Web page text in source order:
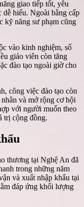
giao tiếp tốt, yêu
hiểu. Ngoài bằng cấp
kỹ năng sư phạm cũng
vào kinh nghiệm, số
giáo viên còn tăng
đào tạo ngoài giờ cho
công việc đào tạo còn
và mở rộng cơ hội
với người muốn theo
trị cộng đồng.
thương tại Nghệ An đã
trong những năm
và xuất nhập khẩu tại
đáp ứng khối lượng